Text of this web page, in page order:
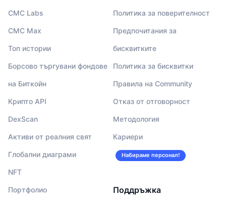
CMC Labs
CMC Max
Топ истории
Борсово търгувани фондове
на Биткойн
Крипто API
DexScan
Активи от реалния свят
Глобални диаграми
NFT
Портфолио
Политика за поверителност
Предпочитания за
бисквитките
Политика за бисквитки
Правила на Community
Отказ от отговорност
Методология
Кариери
Набираме персонал!
Поддръжка